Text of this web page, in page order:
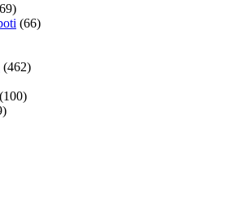
(66)
(462)
(100)